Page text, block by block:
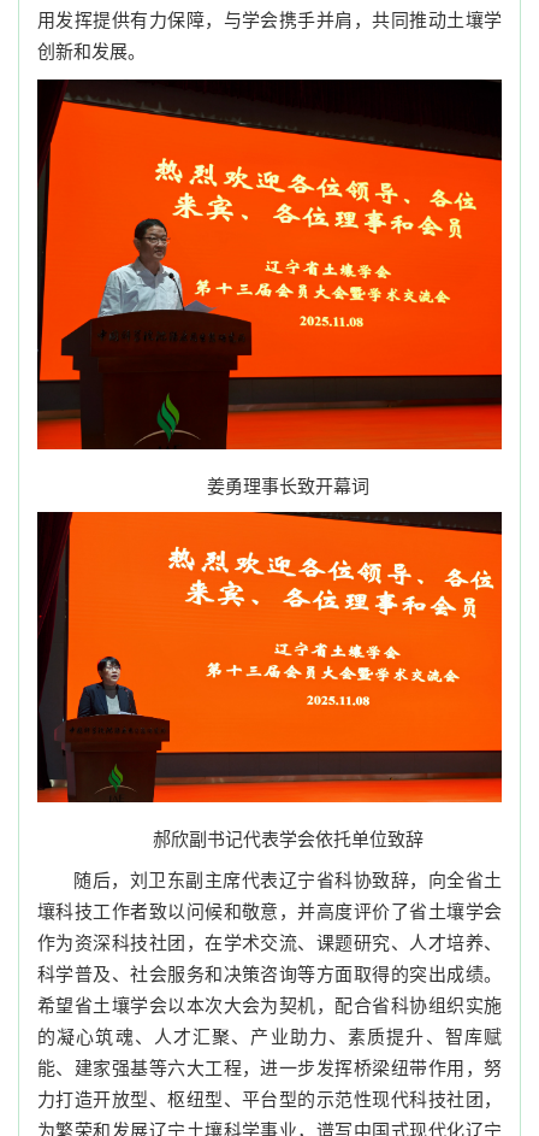
用发挥提供有力保障，与学会携手并肩，共同推动土壤学
创新和发展。
姜勇理事长致开幕词
郝欣副书记代表学会依托单位致辞
随后，刘卫东副主席代表辽宁省科协致辞，向全省土
壤科技工作者致以问候和敬意，并高度评价了省土壤学会
作为资深科技社团，在学术交流、课题研究、人才培养、
科学普及、社会服务和决策咨询等方面取得的突出成绩。
希望省土壤学会以本次大会为契机，配合省科协组织实施
的凝心筑魂、人才汇聚、产业助力、素质提升、智库赋
能、建家强基等六大工程，进一步发挥桥梁纽带作用，努
力打造开放型、枢纽型、平台型的示范性现代科技社团，
为繁荣和发展辽宁土壤科学事业，谱写中国式现代化辽宁